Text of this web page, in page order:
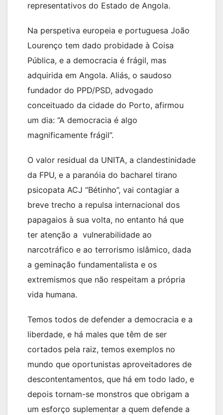
representativos do Estado de Angola.
Na perspetiva europeia e portuguesa João
Lourenço tem dado probidade à Coisa
Pública, e a democracia é frágil, mas
adquirida em Angola. Aliás, o saudoso
fundador do PPD/PSD, advogado
conceituado da cidade do Porto, afirmou
um dia: “A democracia é algo
magnificamente frágil”.
O valor residual da UNITA, a clandestinidade
da FPU, e a paranóia do bacharel tirano
psicopata ACJ “Bétinho”, vai contagiar a
breve trecho a repulsa internacional dos
papagaios à sua volta, no entanto há que
ter atenção a vulnerabilidade ao
narcotráfico e ao terrorismo islâmico, dada
a geminação fundamentalista e os
extremismos que não respeitam a própria
vida humana.
Temos todos de defender a democracia e a
liberdade, e há males que têm de ser
cortados pela raiz, temos exemplos no
mundo que oportunistas aproveitadores de
descontentamentos, que há em todo lado, e
depois tornam-se monstros que obrigam a
um esforço suplementar a quem defende a